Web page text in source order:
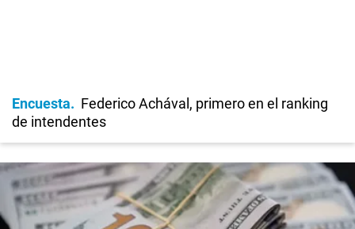
Encuesta
Federico Achával, primero en el ranking
de intendentes